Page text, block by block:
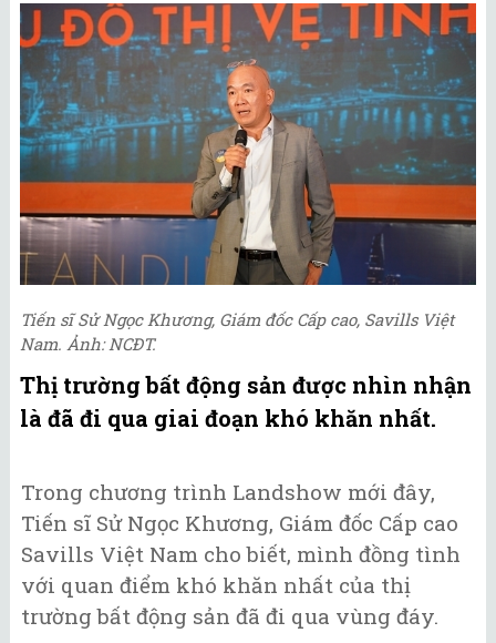
Tiến sĩ Sử Ngọc Khương, Giám đốc Cấp cao, Savills Việt
Nam. Ảnh: NCĐT.
Thị trường bất động sản được nhìn nhận
là đã đi qua giai đoạn khó khăn nhất.
Trong chương trình Landshow mới đây,
Tiến sĩ Sử Ngọc Khương, Giám đốc Cấp cao
Savills Việt Nam cho biết, mình đồng tình
với quan điểm khó khăn nhất của thị
trường bất động sản đã đi qua vùng đáy.